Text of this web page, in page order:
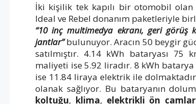
İki kişilik tek kapılı bir otomobil
Ideal ve Rebel donanım paketleriyle
“10 inç multimedya ekranı, geri görüş
jantlar”bulunuyor. Aracın 50 beygir
satılmıştır. 4.14 kWh bataryası
maliyeti ise 5.92 liradır. 8 kWh
ise 11.84 liraya elektrik ile
olanak sağlıyor. Bu bataryanın
koltuğu, klima, elektrikli ön camlar